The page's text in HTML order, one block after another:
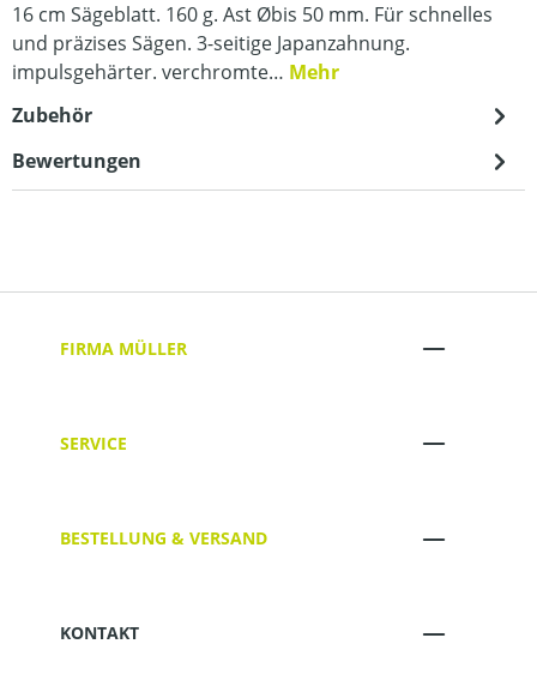
16 cm Sägeblatt. 160 g. Ast Øbis 50 mm. Für schnelles
und präzises Sägen. 3-seitige Japanzahnung.
impulsgehärter. verchromte… Mehr
Zubehör
Bewertungen
FIRMA MÜLLER
SERVICE
BESTELLUNG & VERSAND
KONTAKT